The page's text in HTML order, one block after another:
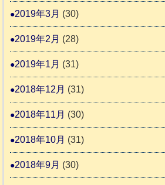
2019年3月 (30)
2019年2月 (28)
2019年1月 (31)
2018年12月 (31)
2018年11月 (30)
2018年10月 (31)
2018年9月 (30)